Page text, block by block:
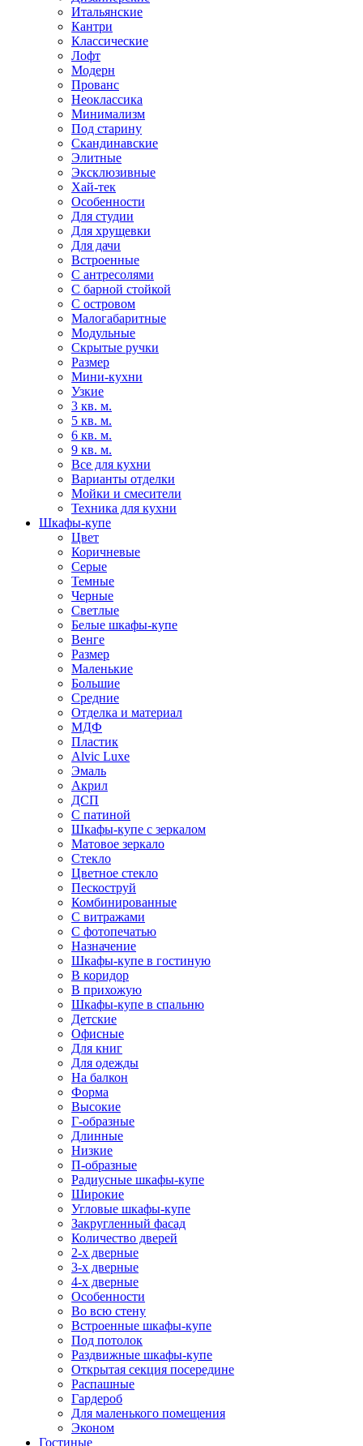
Итальянские
Кантри
Классические
Лофт
Модерн
Прованс
Неоклассика
Минимализм
Под старину
Скандинавские
Элитные
Эксклюзивные
Хай-тек
Особенности
Для студии
Для хрущевки
Для дачи
Встроенные
С антресолями
С барной стойкой
С островом
Малогабаритные
Модульные
Скрытые ручки
Размер
Мини-кухни
Узкие
3 кв. м.
5 кв. м.
6 кв. м.
9 кв. м.
Все для кухни
Варианты отделки
Мойки и смесители
Техника для кухни
Шкафы-купе
Цвет
Коричневые
Серые
Темные
Черные
Светлые
Белые шкафы-купе
Венге
Размер
Маленькие
Большие
Средние
Отделка и материал
МДФ
Пластик
Alvic Luxe
Эмаль
Акрил
ДСП
С патиной
Шкафы-купе с зеркалом
Матовое зеркало
Стекло
Цветное стекло
Пескоструй
Комбинированные
С витражами
С фотопечатью
Назначение
Шкафы-купе в гостиную
В коридор
В прихожую
Шкафы-купе в спальню
Детские
Офисные
Для книг
Для одежды
На балкон
Форма
Высокие
Г-образные
Длинные
Низкие
П-образные
Радиусные шкафы-купе
Широкие
Угловые шкафы-купе
Закругленный фасад
Количество дверей
2-х дверные
3-х дверные
4-х дверные
Особенности
Во всю стену
Встроенные шкафы-купе
Под потолок
Раздвижные шкафы-купе
Открытая секция посередине
Распашные
Гардероб
Для маленького помещения
Эконом
Гостиные